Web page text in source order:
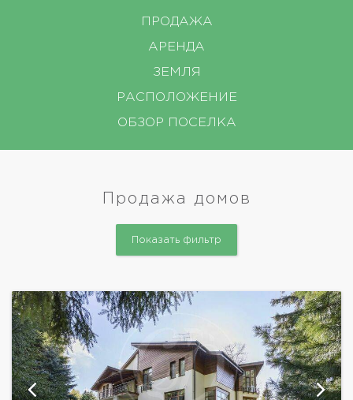
ПРОДАЖА
АРЕНДА
ЗЕМЛЯ
РАСПОЛОЖЕНИЕ
ОБЗОР ПОСЕЛКА
Продажа домов
Показать фильтр